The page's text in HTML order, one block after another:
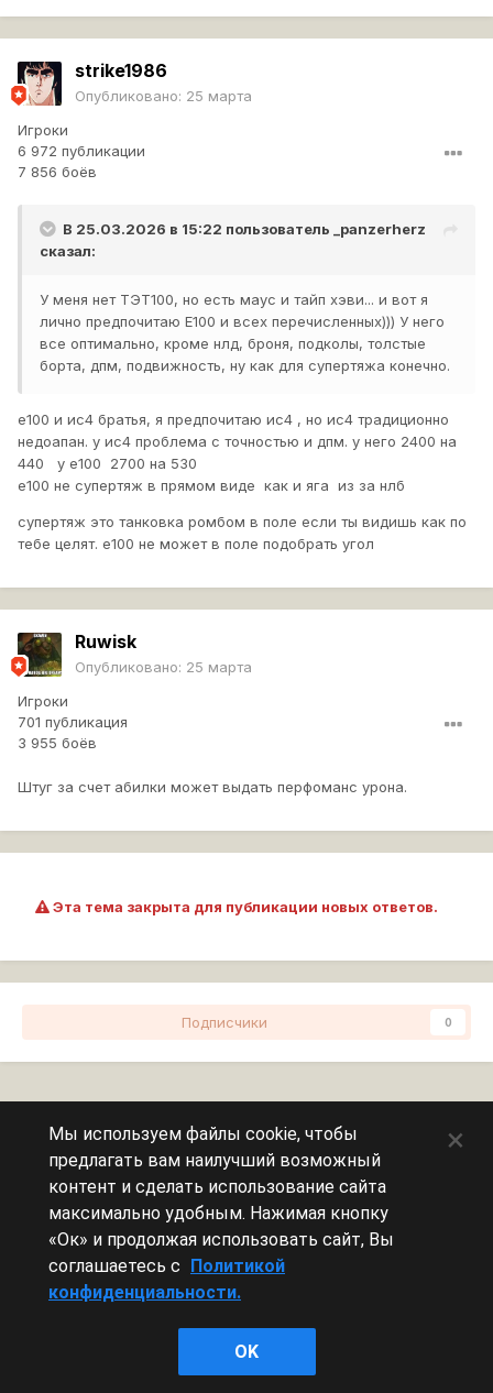
strike1986
Опубликовано: 25 марта
Игроки
6 972 публикации
7 856 боёв
В 25.03.2026 в 15:22 пользователь _panzerherz
сказал:
У меня нет ТЭТ100, но есть маус и тайп хэви... и вот я
лично предпочитаю Е100 и всех перечисленных))) У него
все оптимально, кроме нлд, броня, подколы, толстые
борта, дпм, подвижность, ну как для супертяжа конечно.
е100 и ис4 братья, я предпочитаю ис4 , но ис4 традиционно
недоапан. у ис4 проблема с точностью и дпм. у него 2400 на
440 у е100 2700 на 530
е100 не супертяж в прямом виде как и яга из за нлб
супертяж это танковка ромбом в поле если ты видишь как по
тебе целят. е100 не может в поле подобрать угол
Ruwisk
Опубликовано: 25 марта
Игроки
701 публикация
3 955 боёв
Штуг за счет абилки может выдать перфоманс урона.
Эта тема закрыта для публикации новых ответов.
Подписчики 0
Сейчас на странице
Эту страницу никто не просматривает.
Леста Игры
Powered by Invision Community
Мы используем файлы cookie, чтобы
предлагать вам наилучший возможный
контент и сделать использование сайта
максимально удобным. Нажимая кнопку
«Ок» и продолжая использовать сайт, Вы
соглашаетесь с Политикой
конфиденциальности.
OK
×